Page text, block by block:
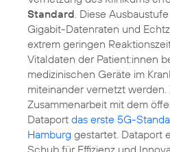
Standard. Diese
Gigabit-Datenraten und
extrem geringen
Vitaldaten der Patient:innen
medizinischen Geräte im
miteinander vernetzt
Zusammenarbeit mit dem
Dataport das erste 5G-
Hamburg gestartet. Dataport